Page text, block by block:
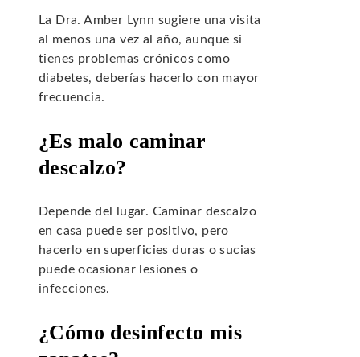
La Dra. Amber Lynn sugiere una visita
al menos una vez al año, aunque si
tienes problemas crónicos como
diabetes, deberías hacerlo con mayor
frecuencia.
¿Es malo caminar
descalzo?
Depende del lugar. Caminar descalzo
en casa puede ser positivo, pero
hacerlo en superficies duras o sucias
puede ocasionar lesiones o
infecciones.
¿Cómo desinfecto mis